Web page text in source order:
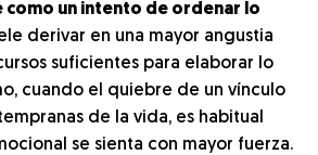
como un intento de ordenar lo
derivar en una mayor angustia
suficientes para elaborar lo
cuando el quiebre de un vínculo
de la vida, es habitual
se sienta con mayor fuerza.